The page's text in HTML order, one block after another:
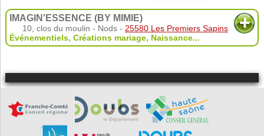
IMAGIN'ESSENCE (BY MIMIE)
10, clos du moulin - Nods - 25580 Les Premiers Sapins
Événementiels, Créations mariage, Naissance...